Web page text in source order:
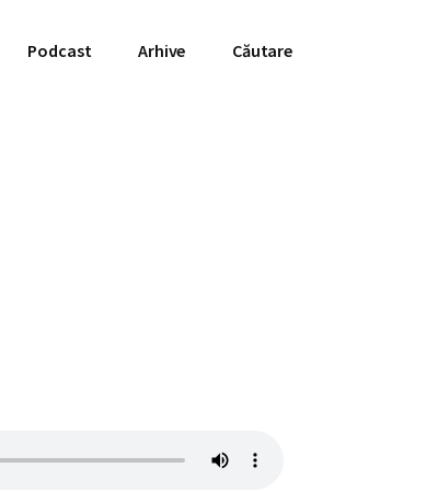
Podcast Arhive Căutare